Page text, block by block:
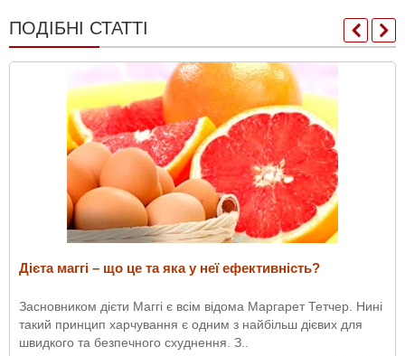
ПОДІБНІ СТАТТІ
Дієта маггі – що це та яка у неї ефективність?
Засновником дієти Маггі є всім відома Маргарет Тетчер. Нині
такий принцип харчування є одним з найбільш дієвих для
швидкого та безпечного схуднення. З..